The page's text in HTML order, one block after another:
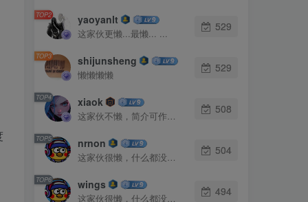
TOP2 yaoyanlt
这家伙更懒...最懒... ...
529
TOP3 shijunsheng
懒懒懒懒
529
TOP4 xiaok
这家伙不懒，简介可作证！
508
TOP5 nrnon
这家伙很懒，什么都没有写...
504
TOP6 wings
这家伙很懒，什么都没有写...
494